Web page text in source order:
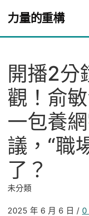
力量的重構
開播2分
觀！俞
一包養
議，“職
了？
未分類
2025 年 6 月 6 日 / 0